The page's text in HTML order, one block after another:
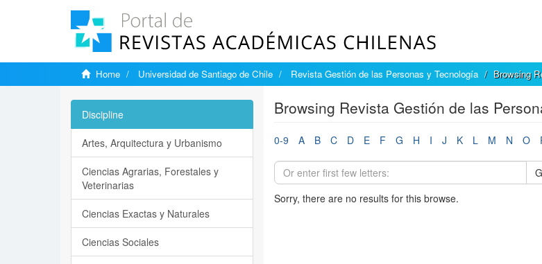
Home Universidad de Santiago de Chile Revista Gestión de las Personas y Tecnología Browsing
Browsing Revista Gestión de las
0-9 A B C D E F G H I J K L M N O
Sorry, there are no results for this browse.
Discipline
Artes, Arquitectura y Urbanismo
Ciencias Agrarias, Forestales y
Veterinarias
Ciencias Exactas y Naturales
Ciencias Sociales